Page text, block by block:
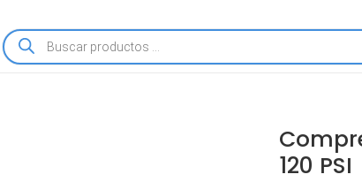
Búsqueda
de
productos
120 PSI